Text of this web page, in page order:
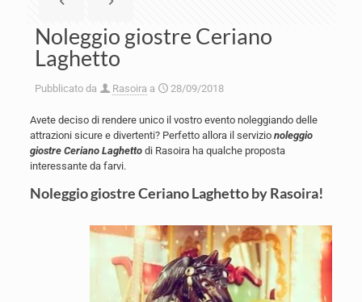
Noleggio giostre Ceriano
Laghetto
Pubblicato da Rasoira a 28/09/2018
Avete deciso di rendere unico il vostro evento noleggiando delle
attrazioni sicure e divertenti? Perfetto allora il servizio noleggio
giostre Ceriano Laghettodi Rasoira ha qualche proposta
interessante da farvi.
Noleggio giostre Ceriano Laghetto by Rasoira!